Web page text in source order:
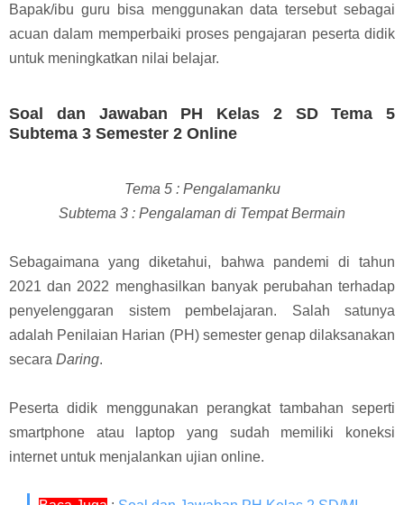
Bapak/ibu guru bisa menggunakan data tersebut sebagai
acuan dalam memperbaiki proses pengajaran peserta didik
untuk meningkatkan nilai belajar.
Soal dan Jawaban PH Kelas 2 SD Tema 5
Subtema 3 Semester 2 Online
Tema 5 : Pengalamanku
Subtema 3 : Pengalaman di Tempat Bermain
Sebagaimana yang diketahui, bahwa pandemi di tahun
2021 dan 2022 menghasilkan banyak perubahan terhadap
penyelenggaran sistem pembelajaran. Salah satunya
adalah Penilaian Harian (PH) semester genap dilaksanakan
secara Daring.
Peserta didik menggunakan perangkat tambahan seperti
smartphone atau laptop yang sudah memiliki koneksi
internet untuk menjalankan ujian online.